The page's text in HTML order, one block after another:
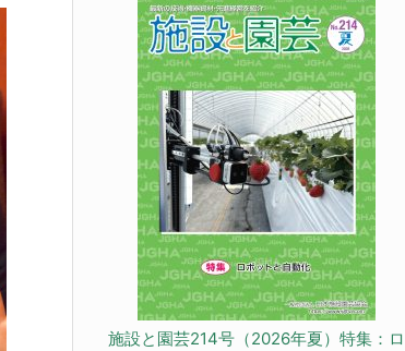
施設と園芸214号（2026年夏）特集：ロ